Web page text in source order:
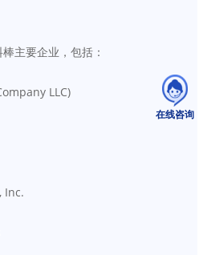
在线咨询
主要企业，包括：
Company LLC)
Inc.